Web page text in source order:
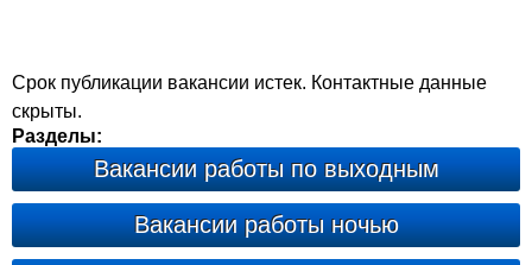
Срок публикации вакансии истек. Контактные данные
скрыты.
Разделы:
Вакансии работы по выходным
Вакансии работы ночью